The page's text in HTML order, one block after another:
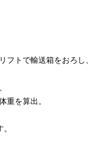
フトで輸送箱をおろし、
重を算出。